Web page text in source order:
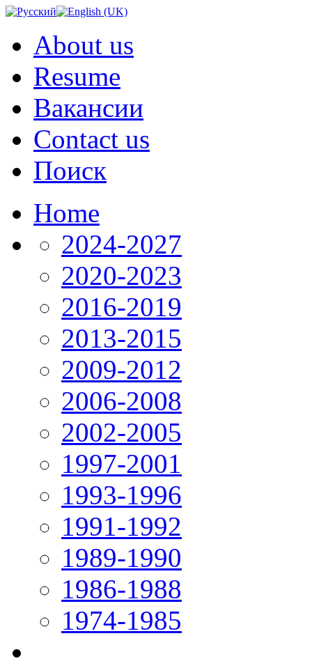
About us
Resume
Вакансии
Contact us
Поиск
Home
2024-2027
2020-2023
2016-2019
2013-2015
2009-2012
2006-2008
2002-2005
1997-2001
1993-1996
1991-1992
1989-1990
1986-1988
1974-1985